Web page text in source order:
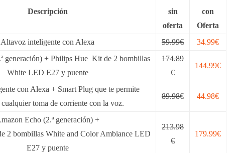
Descripción
sin
oferta
con
Oferta
Altavoz inteligente con Alexa 59.99€
34.99€
generación) + Philips Hue Kit de 2 bombillas
White LED E27 y puente
174.89
€
144.99€
con Alexa + Smart Plug que te permite
toma de corriente con la voz.
89.98€ 44.98€
Echo (2.ª generación) +
2 bombillas White and Color Ambiance LED
E27 y puente
213.98
€
179.99€